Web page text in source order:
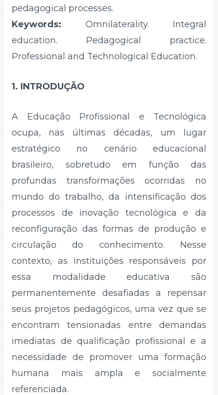
pedagogical processes.
Keywords: Omnilaterality. Integral
education. Pedagogical practice.
Professional and Technological Education.
1. INTRODUÇÃO
A Educação Profissional e Tecnológica
ocupa, nas últimas décadas, um lugar
estratégico no cenário educacional
brasileiro, sobretudo em função das
profundas transformações ocorridas no
mundo do trabalho, da intensificação dos
processos de inovação tecnológica e da
reconfiguração das formas de produção e
circulação do conhecimento. Nesse
contexto, as instituições responsáveis por
essa modalidade educativa são
permanentemente desafiadas a repensar
seus projetos pedagógicos, uma vez que se
encontram tensionadas entre demandas
imediatas de qualificação profissional e a
necessidade de promover uma formação
humana mais ampla e socialmente
referenciada.